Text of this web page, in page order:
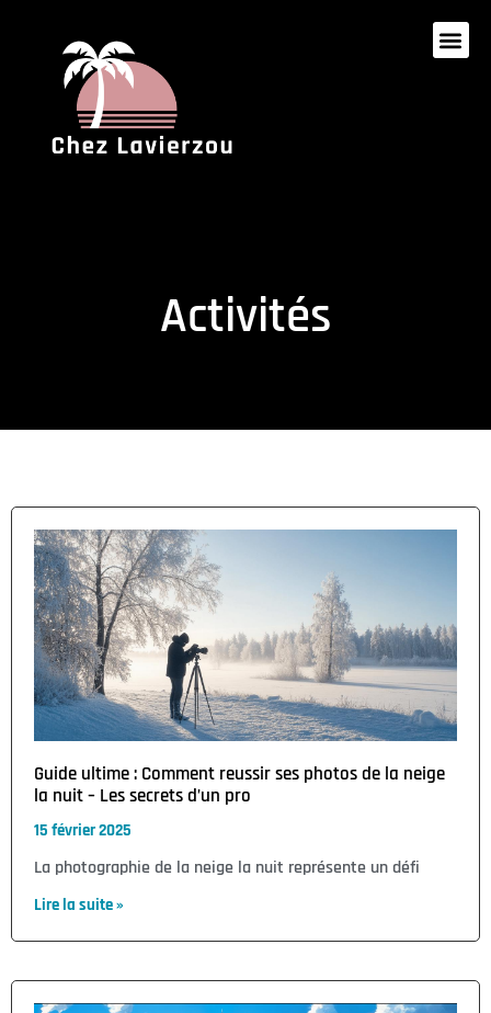
Activités
Guide ultime : Comment reussir ses photos de la neige
la nuit – Les secrets d’un pro
15 février 2025
La photographie de la neige la nuit représente un défi
Lire la suite »